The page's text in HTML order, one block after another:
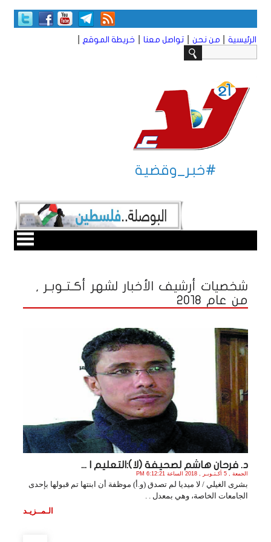
الرئيسية من نحن تواصل معنا خريطة الموقع
#خبر_وقضية
شخصيات أرشيف الأخبار لشهر أكـتـوبـر ,
من عام 2018
د. فرحان هاشم لصحيفة (لا):التعليم ا ...
الجمعة , 5 أكـتـوبـر , 2018 الساعة 6:12:21 PM
بشرى الغيلي / لا ميديا لم تصدق (و.أ) موظفة أن ابنتها تم قبولها بإحدى
الجامعات الخاصة، وهي بمعدل . .
الـمــزيـد